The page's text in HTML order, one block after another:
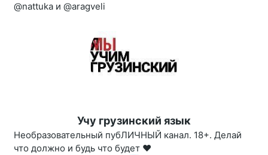
@nattuka и @aragveli
Учу грузинский язык
Необразовательный пубЛИЧНЫЙ канал. 18+. Делай
что должно и будь что будет ❤️